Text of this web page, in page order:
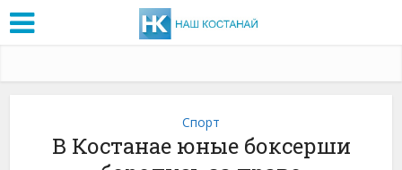
Спорт
В Костанае юные боксерши